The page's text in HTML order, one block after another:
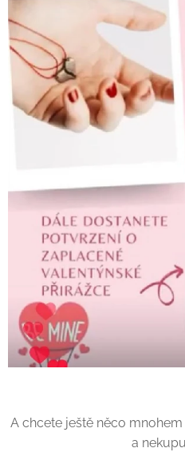
A chcete ještě něco
a